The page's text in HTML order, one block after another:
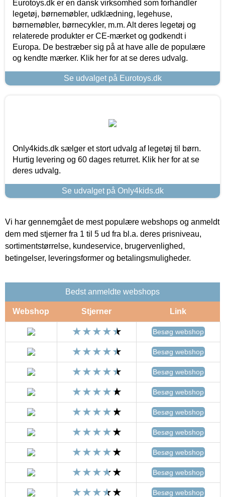
Eurotoys.dk er en dansk virksomhed som forhandler
legetøj, børnemøbler, udklædning, legehuse,
børnemøbler, børnecykler, m.m. Alt deres legetøj og
relaterede produkter er CE-mærket og godkendt i
Europa. De bestræber sig på at have alle de populære
og kendte mærker. Klik her for at se deres udvalg.
Se udvalget på Eurotoys.dk
Only4kids.dk sælger et stort udvalg af legetøj til børn.
Hurtig levering og 60 dages returret. Klik her for at se
deres udvalg.
Se udvalget på Only4kids.dk
Vi har gennemgået de mest populære webshops og anmeldt
dem med stjerner fra 1 til 5 ud fra bl.a. deres prisniveau,
sortimentstørrelse, kundeservice, brugervenlighed,
betingelser, leveringsformer og betalingsmuligheder.
Bedst anmeldte webshops
Webshop Stjerner Link
Besøg webshop
Besøg webshop
Besøg webshop
Besøg webshop
Besøg webshop
Besøg webshop
Besøg webshop
Besøg webshop
Besøg webshop